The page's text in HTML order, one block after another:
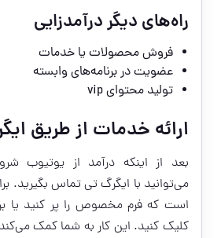
راه‌های دیگر درآمدزایی
فروش محصولات یا خدمات
عضویت در برنامه‌های وابسته
تولید محتوای vip
ارائه خدمات از طریق
بعد از اینکه درآمد از یوتیوب
می‌توانید با ایگرگ تی تماس بگیرید.
است که فرم مخصوص را پر کنید یا
کلیک کنید. این کار به شما کمک